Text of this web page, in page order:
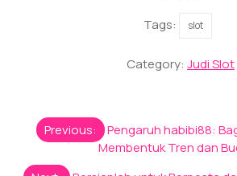
Tags: slot
Category: Judi Slot
Post
navigation
Previous:
Pengaruh habibi88:
Membentuk Tren dan